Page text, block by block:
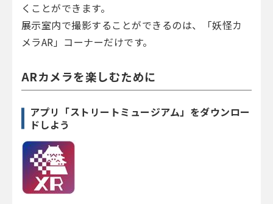
くことができます。
展示室内で撮影することができるのは、「妖怪カ
メラAR」コーナーだけです。
ARカメラを楽しむために
アプリ「ストリートミュージアム」をダウンロー
ドしよう